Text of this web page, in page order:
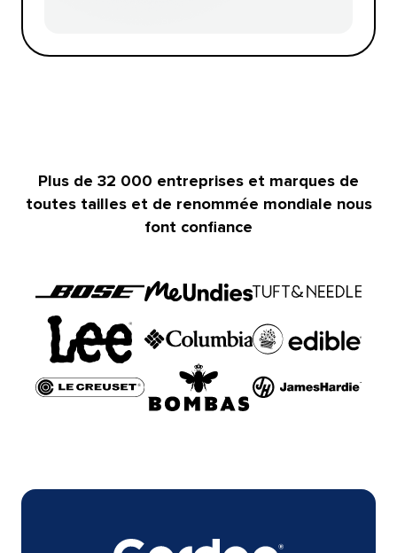
Plus de 32 000 entreprises et marques de
toutes tailles et de renommée mondiale nous
font confiance​​